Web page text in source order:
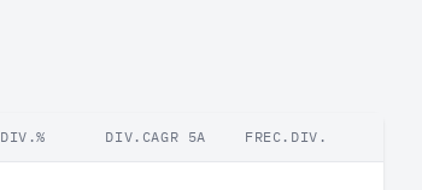
DIV.% DIV.CAGR 5A FREC.DIV.